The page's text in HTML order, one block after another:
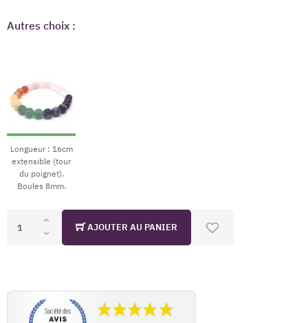
Autres choix :
Longueur : 16cm
extensible (tour
du poignet).
Boules 8mm.
AJOUTER AU PANIER